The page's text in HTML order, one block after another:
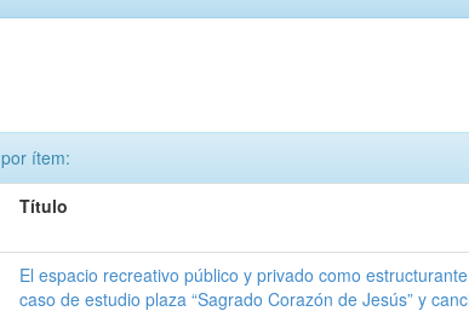
ítem:
Título
El espacio recreativo público y privado como
caso de estudio plaza “Sagrado Corazón de Jesús” y